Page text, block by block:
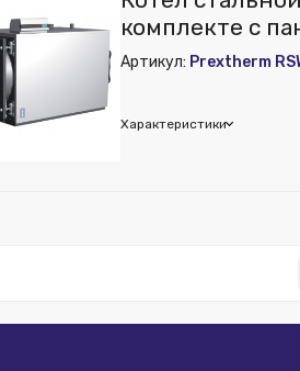
комплекте с
Ferroli
Артикул: Prextherm
Характеристики